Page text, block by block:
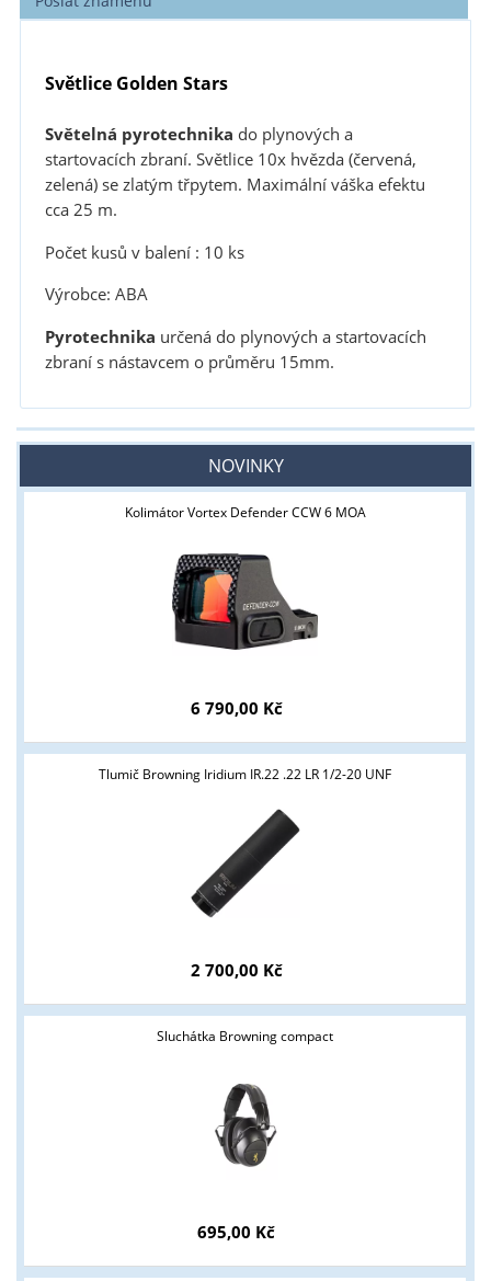
Světlice Golden Stars
Světelná pyrotechnika do plynových a
startovacích zbraní. Světlice 10x hvězda (červená,
zelená) se zlatým třpytem. Maximální váška efektu
cca 25 m.
Počet kusů v balení : 10 ks
Výrobce: ABA
Pyrotechnika určená do plynových a startovacích
zbraní s nástavcem o průměru 15mm.
NOVINKY
Kolimátor Vortex Defender CCW 6 MOA
6 790,00 Kč
Tlumič Browning Iridium IR.22 .22 LR 1/2-20 UNF
2 700,00 Kč
Sluchátka Browning compact
695,00 Kč